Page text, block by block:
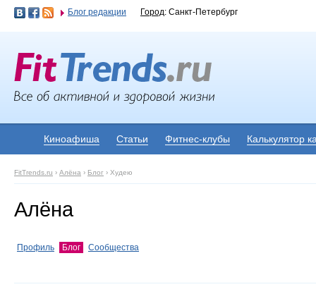
Блог редакции Город: Санкт-Петербург
Киноафиша Статьи Фитнес-клубы Калькулятор
FitTrends.ru › Алёна › Блог › Худею
Алёна
Профиль Блог Сообщества